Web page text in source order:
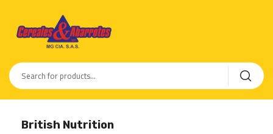
British Nutrition